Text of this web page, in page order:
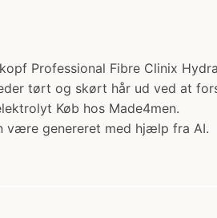
Professional Fibre Clinix
tørt og skørt hår ud ved at
Køb hos Made4men.
være genereret med hjælp fra AI.